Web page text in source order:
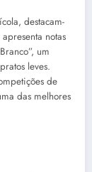
destacam-
notas
um
leves.
de
das melhores